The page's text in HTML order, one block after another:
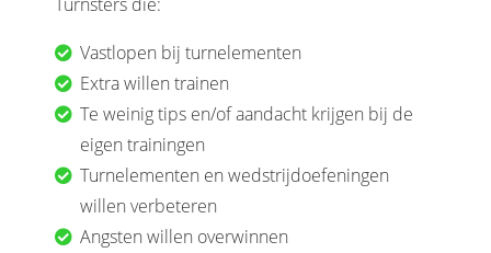
Vastlopen bij turnelementen
Extra willen trainen
Te weinig tips en/of aandacht krijgen bij de
eigen trainingen
Turnelementen en wedstrijdoefeningen
willen verbeteren
Angsten willen overwinnen